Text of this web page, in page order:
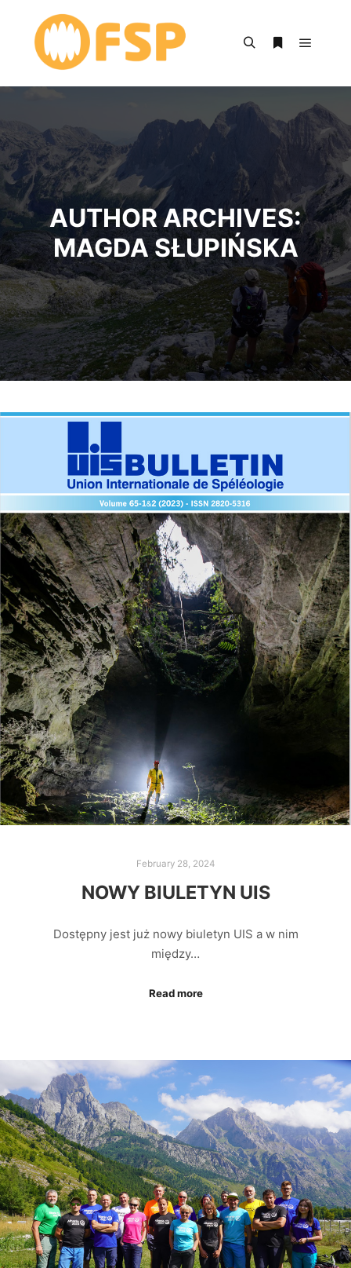
AUTHOR ARCHIVES:
MAGDA SŁUPIŃSKA
February 28, 2024
NOWY BIULETYN UIS
Dostępny jest już nowy biuletyn UIS a w nim
między…
Read more